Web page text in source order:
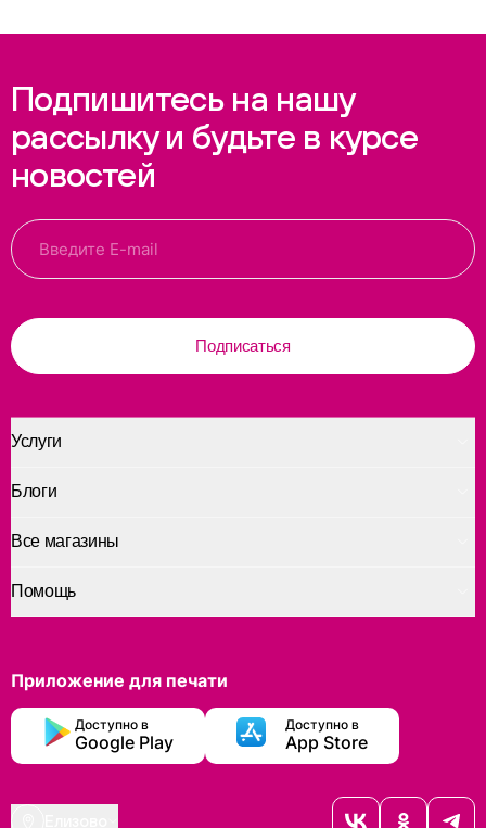
Подпишитесь на нашу
рассылку и будьте в курсе
новостей
Подписаться
Услуги
Помощь
Блоги
Все магазины
Приложение для печати
Доступно в
Google Play
Доступно в
App Store